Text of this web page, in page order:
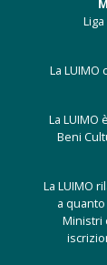
La
La
Beni
La LUIMO
a
Ministri